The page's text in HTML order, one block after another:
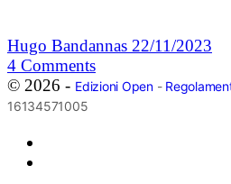
Hugo Bandannas 22/11/2023
4 Comments
© 2026 - Edizioni Open-
16134571005